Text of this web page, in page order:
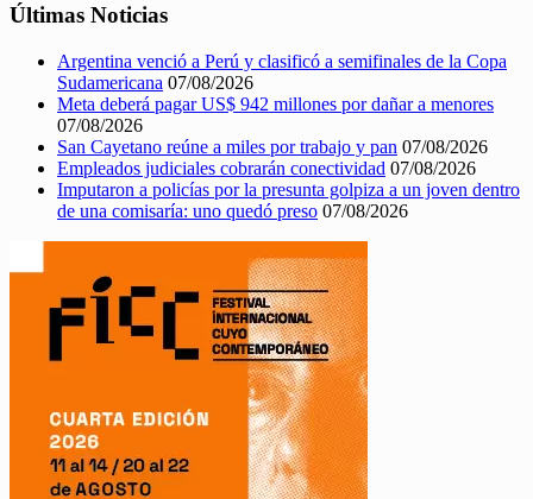
Últimas Noticias
Argentina venció a Perú y clasificó a semifinales de la Copa
Sudamericana 07/08/2026
Meta deberá pagar US$ 942 millones por dañar a menores
07/08/2026
San Cayetano reúne a miles por trabajo y pan 07/08/2026
Empleados judiciales cobrarán conectividad 07/08/2026
Imputaron a policías por la presunta golpiza a un joven dentro
de una comisaría: uno quedó preso 07/08/2026